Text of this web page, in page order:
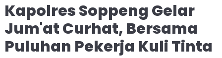
Kapolres Soppeng Gelar
Jum'at Curhat, Bersama
Puluhan Pekerja Kuli Tinta